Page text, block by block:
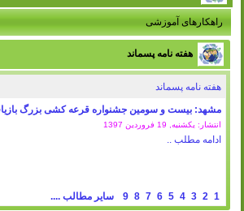
راهکارهای آموزشی
هفته نامه پسماند
هفته نامه پسماند
مشهد: بیست و سومین جشنواره قرعه کشی بزرگ
انتشار: یکشنبه, 19 فروردين 1397
ادامه مطلب ..
1
2
3
4
5
6
7
8
9 سایر مطالب ....